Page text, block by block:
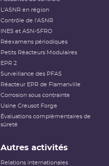
L'ASNR en région
Contrôle de l'ASNR
INES et ASN-SFRO
Réexamens périodiques
Petits Réacteurs Modulaires
EPR 2
Surveillance des PFAS
Réacteur EPR de Flamanville
Corrosion sous contrainte
Usine Creusot Forge
Évaluations complémentaires de
sûreté
Autres activités
Relations internationales